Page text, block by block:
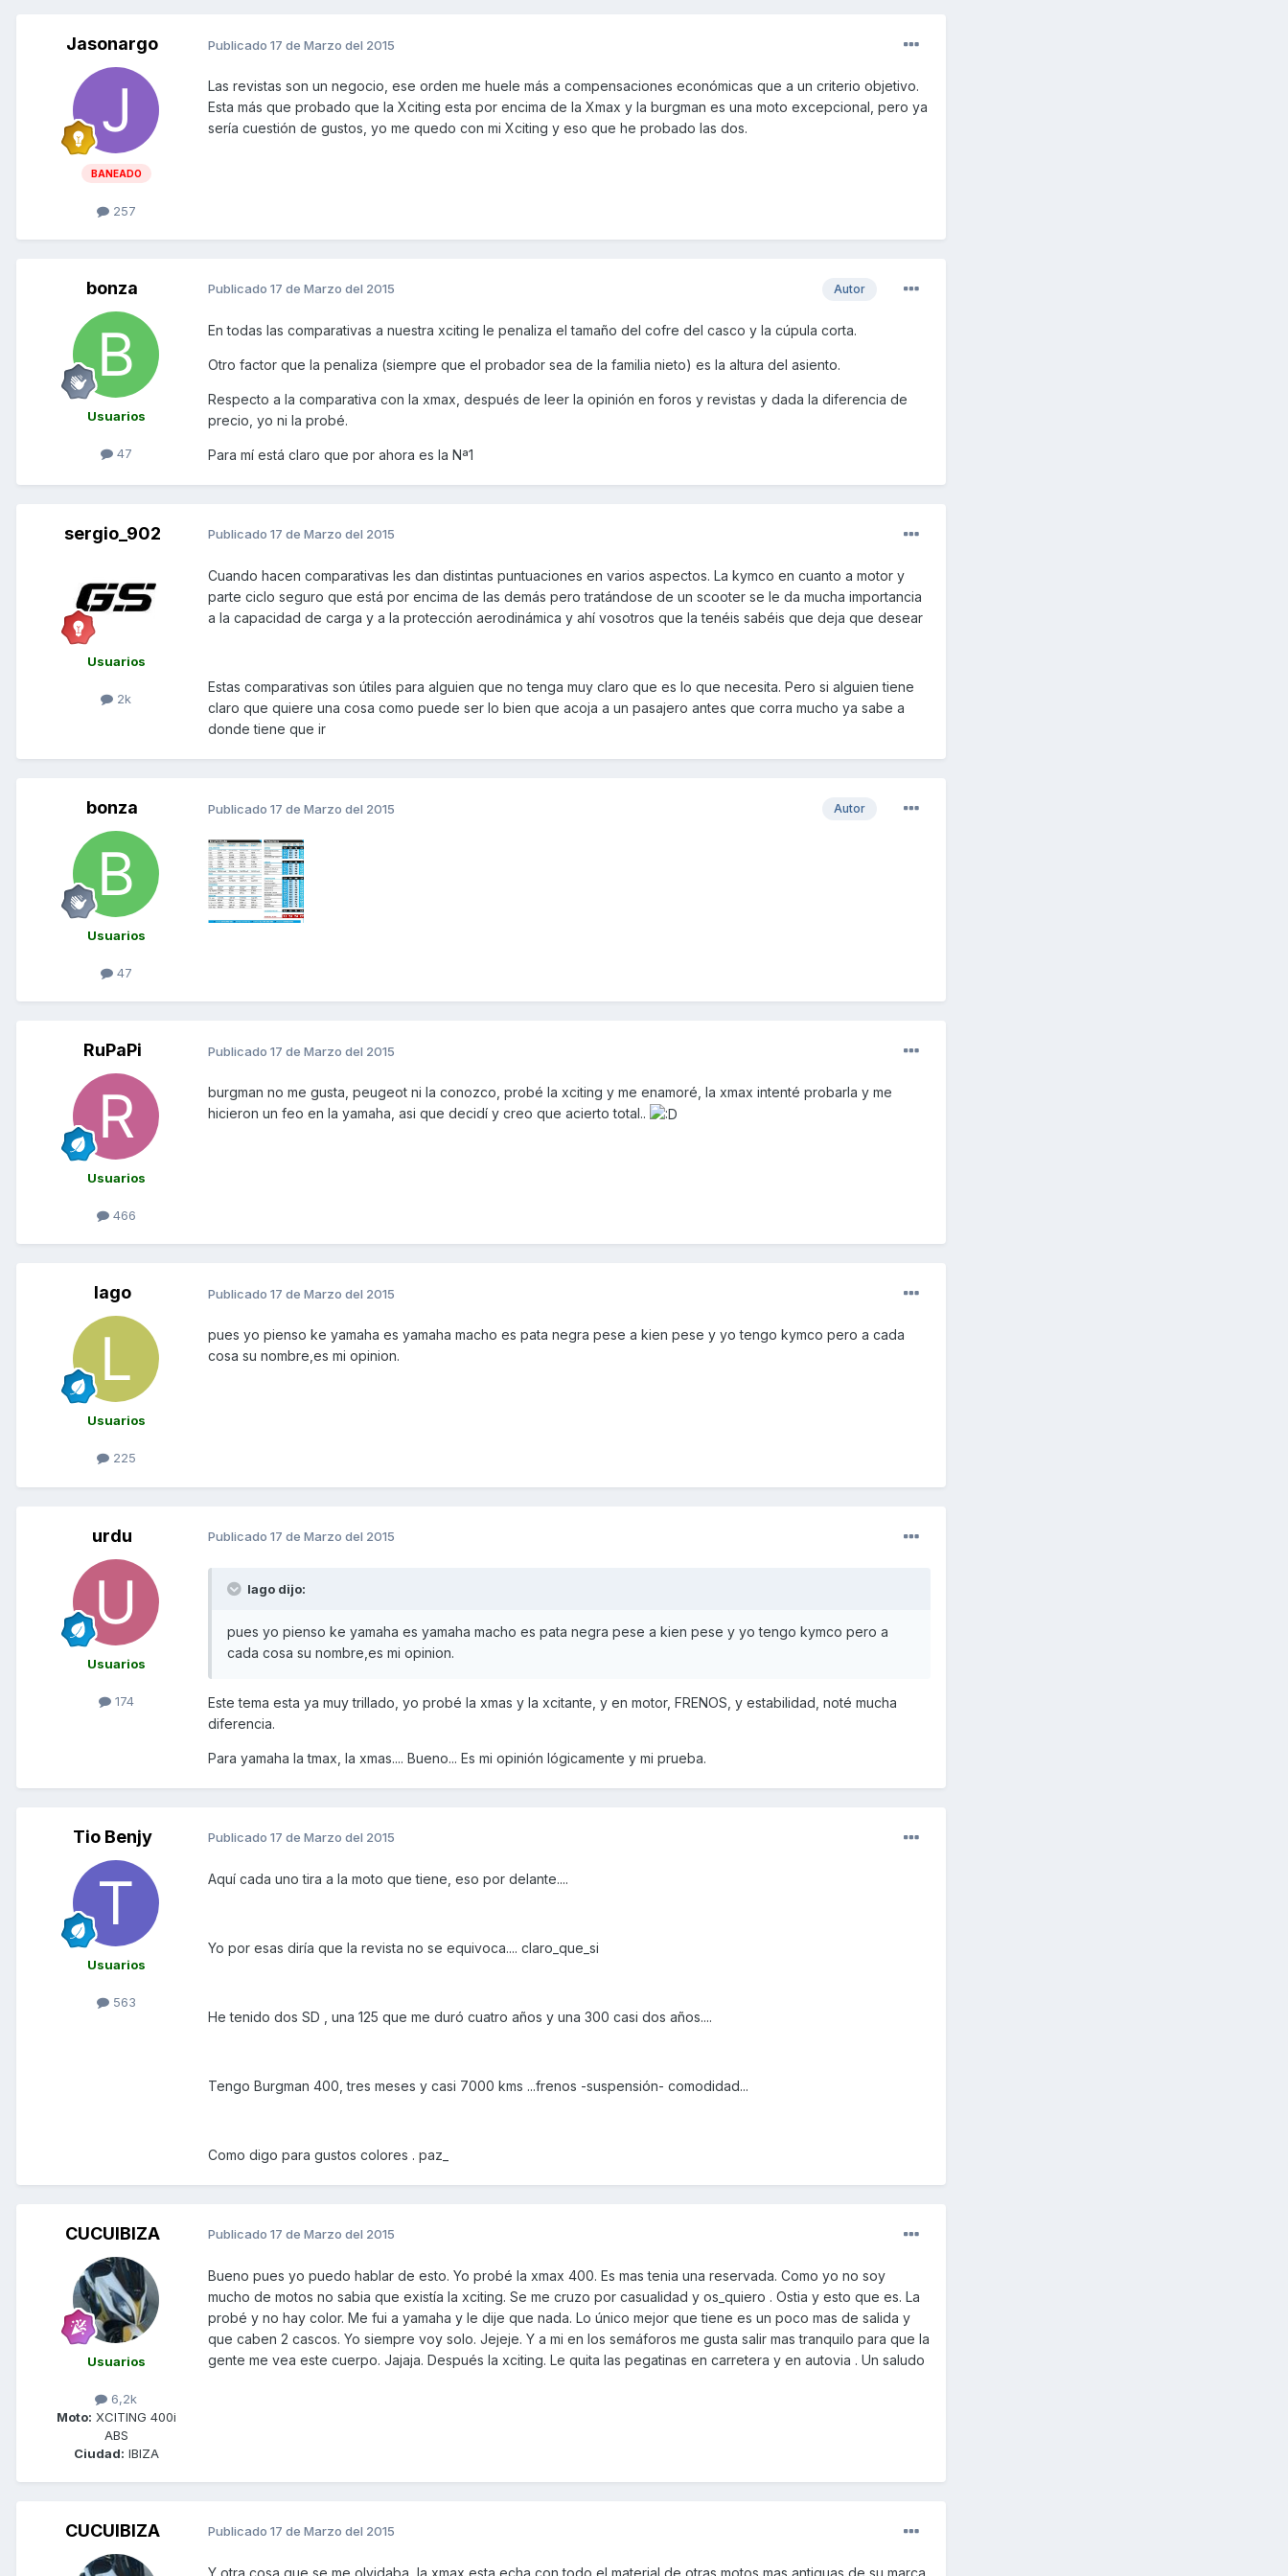
Jasonargo
BANEADO
257
Publicado 17 de Marzo del 2015
Las revistas son un negocio, ese orden me huele más a compensaciones económicas que a un criterio objetivo.
Esta más que probado que la Xciting esta por encima de la Xmax y la burgman es una moto excepcional, pero ya
sería cuestión de gustos, yo me quedo con mi Xciting y eso que he probado las dos.
bonza
Usuarios
47
Autor
Publicado 17 de Marzo del 2015
En todas las comparativas a nuestra xciting le penaliza el tamaño del cofre del casco y la cúpula corta.
Otro factor que la penaliza (siempre que el probador sea de la familia nieto) es la altura del asiento.
Respecto a la comparativa con la xmax, después de leer la opinión en foros y revistas y dada la diferencia de
precio, yo ni la probé.
Para mí está claro que por ahora es la Nª1
sergio_902
Usuarios
2k
Publicado 17 de Marzo del 2015
Cuando hacen comparativas les dan distintas puntuaciones en varios aspectos. La kymco en cuanto a motor y
parte ciclo seguro que está por encima de las demás pero tratándose de un scooter se le da mucha importancia
a la capacidad de carga y a la protección aerodinámica y ahí vosotros que la tenéis sabéis que deja que desear
Estas comparativas son útiles para alguien que no tenga muy claro que es lo que necesita. Pero si alguien tiene
claro que quiere una cosa como puede ser lo bien que acoja a un pasajero antes que corra mucho ya sabe a
donde tiene que ir
bonza
Usuarios
47
Autor
Publicado 17 de Marzo del 2015
RuPaPi
Usuarios
466
Publicado 17 de Marzo del 2015
burgman no me gusta, peugeot ni la conozco, probé la xciting y me enamoré, la xmax intenté probarla y me
hicieron un feo en la yamaha, asi que decidí y creo que acierto total..
lago
Usuarios
225
Publicado 17 de Marzo del 2015
pues yo pienso ke yamaha es yamaha macho es pata negra pese a kien pese y yo tengo kymco pero a cada
cosa su nombre,es mi opinion.
urdu
Usuarios
174
Publicado 17 de Marzo del 2015
lago dijo:
pues yo pienso ke yamaha es yamaha macho es pata negra pese a kien pese y yo tengo kymco pero a
cada cosa su nombre,es mi opinion.
Este tema esta ya muy trillado, yo probé la xmas y la xcitante, y en motor, FRENOS, y estabilidad, noté mucha
diferencia.
Para yamaha la tmax, la xmas.... Bueno... Es mi opinión lógicamente y mi prueba.
Tio Benjy
Usuarios
563
Publicado 17 de Marzo del 2015
Aquí cada uno tira a la moto que tiene, eso por delante....
Yo por esas diría que la revista no se equivoca.... claro_que_si
He tenido dos SD , una 125 que me duró cuatro años y una 300 casi dos años....
Tengo Burgman 400, tres meses y casi 7000 kms ...frenos -suspensión- comodidad...
Como digo para gustos colores . paz_
CUCUIBIZA
Usuarios
6,2k
Moto: XCITING 400i
ABS
Ciudad: IBIZA
Publicado 17 de Marzo del 2015
Bueno pues yo puedo hablar de esto. Yo probé la xmax 400. Es mas tenia una reservada. Como yo no soy
mucho de motos no sabia que existía la xciting. Se me cruzo por casualidad y os_quiero . Ostia y esto que es. La
probé y no hay color. Me fui a yamaha y le dije que nada. Lo único mejor que tiene es un poco mas de salida y
que caben 2 cascos. Yo siempre voy solo. Jejeje. Y a mi en los semáforos me gusta salir mas tranquilo para que la
gente me vea este cuerpo. Jajaja. Después la xciting. Le quita las pegatinas en carretera y en autovia . Un saludo
CUCUIBIZA Publicado 17 de Marzo del 2015
Y otra cosa que se me olvidaba, la xmax esta echa con todo el material de otras motos mas antiguas de su marca.